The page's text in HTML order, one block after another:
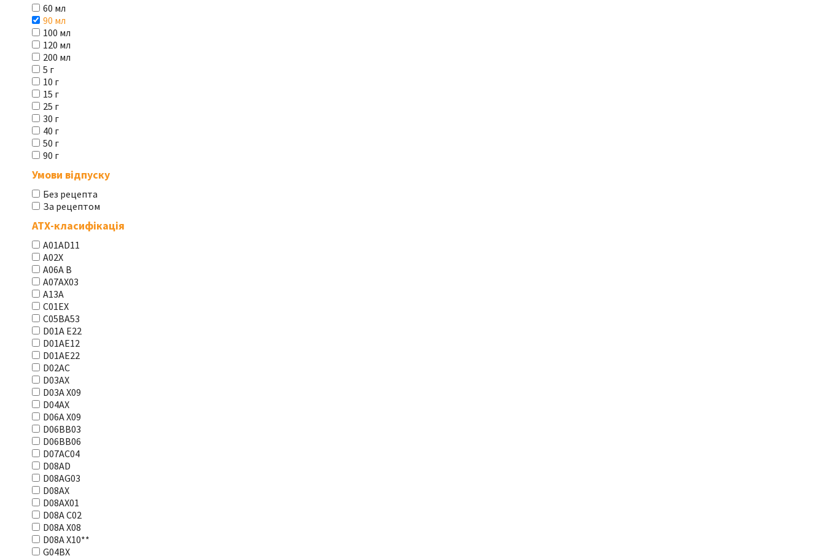
60 мл
90 мл
100 мл
120 мл
200 мл
5 г
10 г
15 г
25 г
30 г
40 г
50 г
90 г
Умови відпуску
Без рецепта
За рецептом
АТХ-класифікація
A01AD11
A02X
A06A В
A07AX03
A13A
C01EX
C05BA53
D01A E22
D01AE12
D01AE22
D02AC
D03AX
D03A X09
D04AX
D06A X09
D06BB03
D06BB06
D07AC04
D08AD
D08AG03
D08AX
D08AX01
D08А С02
D08А Х08
D08А Х10**
G04BX